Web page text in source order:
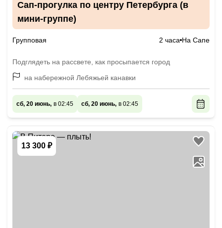
Сап-прогулка по центру Петербурга (в
мини-группе)
Групповая 2 часа На Сапе
Подглядеть на рассвете, как просыпается город
на набережной Лебяжьей канавки
сб, 20 июнь, в 02:45 сб, 20 июнь, в 02:45
13 300 ₽